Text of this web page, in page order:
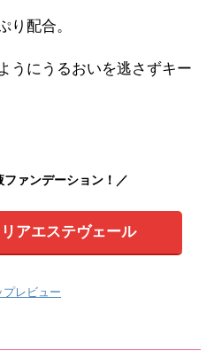
り配合。
うにうるおいを逃さずキー
ファンデーション！／
リアエステヴェール
プレビュー